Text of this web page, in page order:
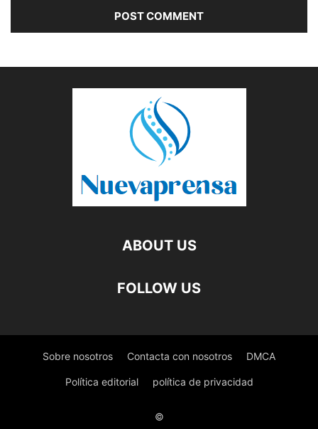
ABOUT US
FOLLOW US
Sobre nosotros Contacta con nosotros DMCA
Política editorial política de privacidad
©